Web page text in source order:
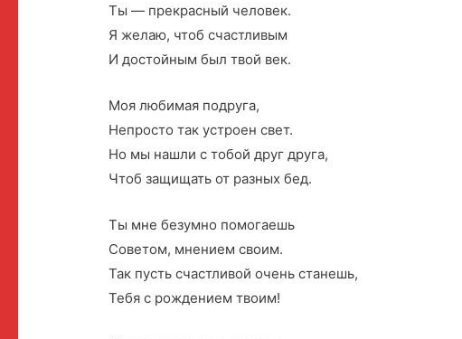
Ты — прекрасный человек.
Я желаю, чтоб счастливым
И достойным был твой век.
Моя любимая подруга,
Непросто так устроен свет.
Но мы нашли с тобой друг друга,
Чтоб защищать от разных бед.
Ты мне безумно помогаешь
Советом, мнением своим.
Так пусть счастливой очень станешь,
Тебя с рождением твоим!